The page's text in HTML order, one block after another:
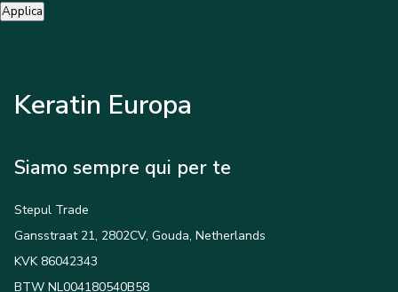
Applica
Keratin Europa
Siamo sempre qui per te
Stepul Trade
Gansstraat 21, 2802CV, Gouda, Netherlands
KVK 86042343
BTW NL004180540B58